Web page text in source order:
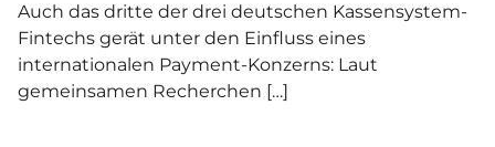
Auch das dritte der drei deutschen Kassensystem-
Fintechs gerät unter den Einfluss eines
internationalen Payment-Konzerns: Laut
gemeinsamen Recherchen […]